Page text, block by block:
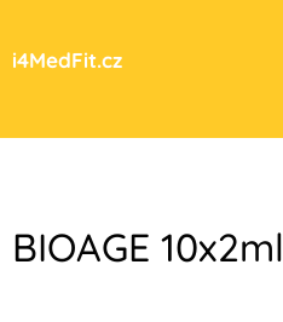
i4MedFit.cz
BIOAGE 10x2ml